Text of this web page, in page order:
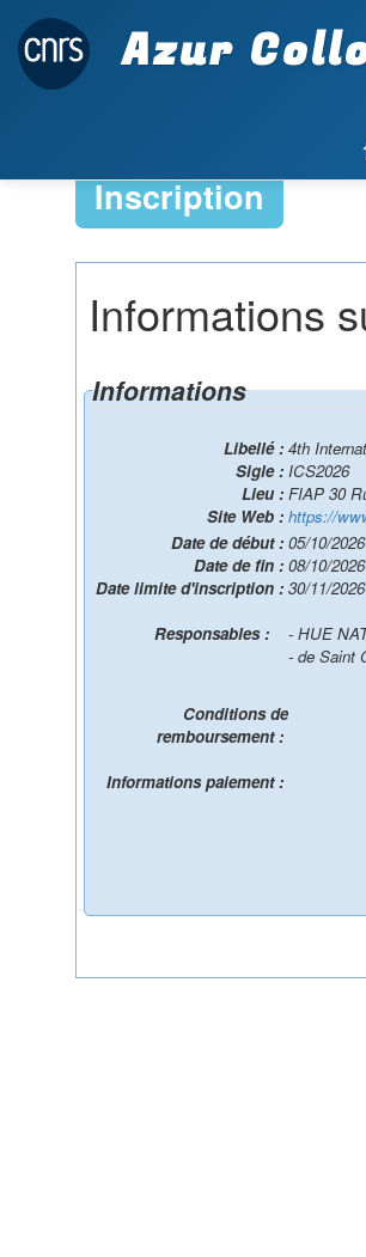
Azur
Inscription
Informations
Informations
Libellé : 4th
Sigle : ICS2026
Lieu :
Site Web : https://
Date de début : 05/10/2026
Date de fin : 08/10/2026
Date limite d'inscription : 30/11/2026
- HUE
- de Saint
Conditions de
remboursement :
Informations paiement :